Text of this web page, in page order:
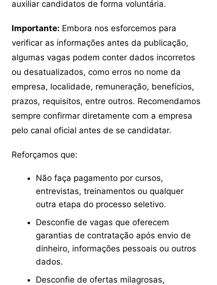
auxiliar candidatos de forma voluntária.
Importante: Embora nos esforcemos para
verificar as informações antes da publicação,
algumas vagas podem conter dados incorretos
ou desatualizados, como erros no nome da
empresa, localidade, remuneração, benefícios,
prazos, requisitos, entre outros. Recomendamos
sempre confirmar diretamente com a empresa
pelo canal oficial antes de se candidatar.
Reforçamos que:
Não faça pagamento por cursos,
entrevistas, treinamentos ou qualquer
outra etapa do processo seletivo.
Desconfie de vagas que oferecem
garantias de contratação após envio de
dinheiro, informações pessoais ou outros
dados.
Desconfie de ofertas milagrosas,